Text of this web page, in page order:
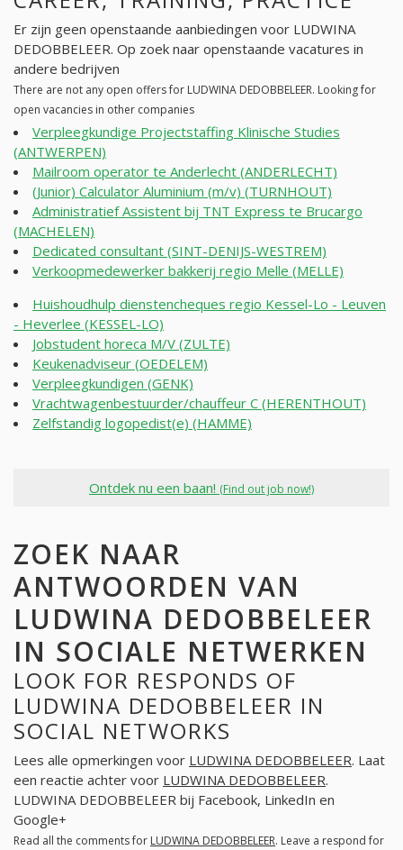
Er zijn geen openstaande aanbiedingen voor LUDWINA
DEDOBBELEER. Op zoek naar openstaande vacatures in
andere bedrijven
There are not any open offers for LUDWINA DEDOBBELEER. Looking for
open vacancies in other companies
Verpleegkundige Projectstaffing Klinische Studies
(ANTWERPEN)
Mailroom operator te Anderlecht (ANDERLECHT)
(Junior) Calculator Aluminium (m/v) (TURNHOUT)
Administratief Assistent bij TNT Express te Brucargo
(MACHELEN)
Dedicated consultant (SINT-DENIJS-WESTREM)
Verkoopmedewerker bakkerij regio Melle (MELLE)
Huishoudhulp dienstencheques regio Kessel-Lo - Leuven
- Heverlee (KESSEL-LO)
Jobstudent horeca M/V (ZULTE)
Keukenadviseur (OEDELEM)
Verpleegkundigen (GENK)
Vrachtwagenbestuurder/chauffeur C (HERENTHOUT)
Zelfstandig logopedist(e) (HAMME)
Ontdek nu een baan! (Find out job now!)
ZOEK NAAR
ANTWOORDEN VAN
LUDWINA DEDOBBELEER
IN SOCIALE NETWERKEN
LOOK FOR RESPONDS OF
LUDWINA DEDOBBELEER IN
SOCIAL NETWORKS
Lees alle opmerkingen voor LUDWINA DEDOBBELEER. Laat
een reactie achter voor LUDWINA DEDOBBELEER.
LUDWINA DEDOBBELEER bij Facebook, LinkedIn en
Google+
Read all the comments for LUDWINA DEDOBBELEER. Leave a respond for